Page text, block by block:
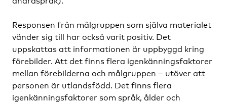
Responsen från målgruppen som själva materialet
vänder sig till har också varit positiv. Det
uppskattas att informationen är uppbyggd kring
förebilder. Att det finns flera igenkänningsfaktorer
mellan förebilderna och målgruppen – utöver att
personen är utlandsfödd. Det finns flera
igenkänningsfaktorer som språk, ålder och